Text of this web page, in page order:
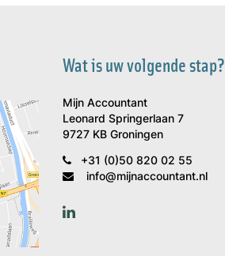
Wat is uw volgende stap?
Mijn Accountant
Leonard Springerlaan 7
9727 KB Groningen
+31 (0)50 820 02 55
info@mijnaccountant.nl